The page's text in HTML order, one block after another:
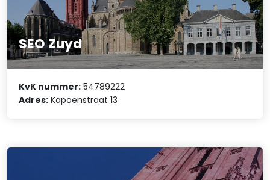
SEO Zuyd
KvK nummer: 54789222
Adres: Kapoenstraat 13